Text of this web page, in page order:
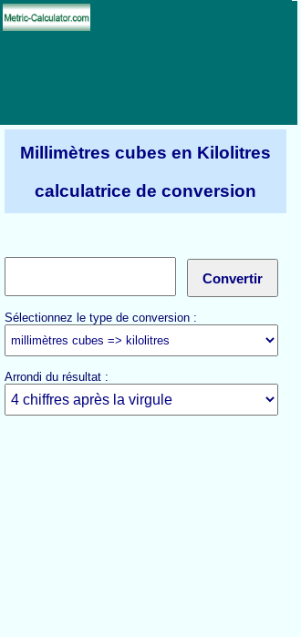
Millimètres cubes en Kilolitres
calculatrice de conversion
Sélectionnez le type de conversion :
Arrondi du résultat :